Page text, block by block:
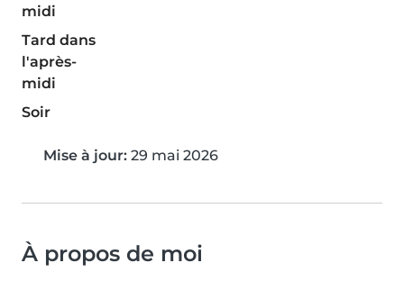
midi
Tard dans
l'après-
midi
Soir
Mise à jour: 29 mai 2026
À propos de moi